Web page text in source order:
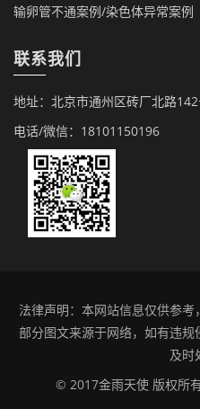
输卵管不通案例/染色体异常案例
联系我们
地址：北京市通州区砖厂北路
电话/微信：18101150196
法律声明：本网站信息仅供参
部分图文来源于网络，如有违
及时
© 2017金雨天使 版权所